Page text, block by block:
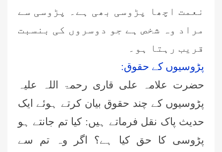
نعمت اچھا پڑوسی بھی ہے۔ پڑوسی سے
مراد وہ شخص ہے جو دوسروں کی بنسبت
قریب رہتا ہو۔
پڑوسیوں کے حقوق:
حضرت علامہ علی قاری رحمۃ اللہ علیہ
پڑوسیوں کے چند حقوق بیان کرتے ہوئے ایک
حدیث پاک نقل فرماتے ہیں: کیا تم جانتے ہو
پڑوسی کا حق کیا ہے؟ اگر وہ تم سے